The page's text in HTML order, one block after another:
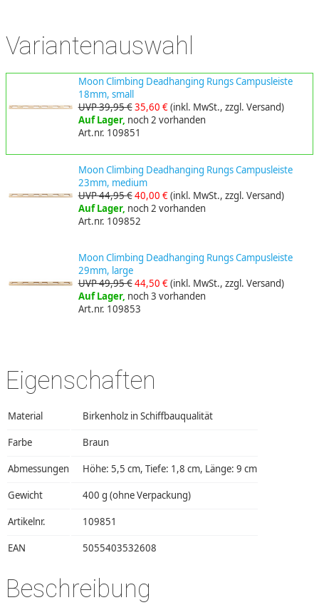
Variantenauswahl
Moon Climbing Deadhanging Rungs Campusleiste
18mm, small
UVP 39,95 €35,60 €(inkl. MwSt., zzgl. Versand)
Auf Lager, noch 2 vorhanden
Art.nr. 109851
Moon Climbing Deadhanging Rungs Campusleiste
23mm, medium
UVP 44,95 €40,00 €(inkl. MwSt., zzgl. Versand)
Auf Lager, noch 2 vorhanden
Art.nr. 109852
Moon Climbing Deadhanging Rungs Campusleiste
29mm, large
UVP 49,95 €44,50 €(inkl. MwSt., zzgl. Versand)
Auf Lager, noch 3 vorhanden
Art.nr. 109853
Eigenschaften
Material Birkenholz in Schiffbauqualität
Farbe Braun
Abmessungen Höhe: 5,5 cm, Tiefe: 1,8 cm, Länge: 9 cm
Gewicht 400 g (ohne Verpackung)
Artikelnr. 109851
EAN 5055403532608
Beschreibung